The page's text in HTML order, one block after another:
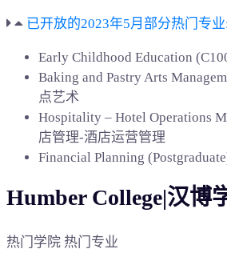
已开放的2023年5月部分热门专
Early Childhood Education
Baking and Pastry Arts
点艺术
Hospitality – Hotel Operations
店管理-酒店运营管理
Financial Planning
Humber College|汉博
热门学院 热门专业